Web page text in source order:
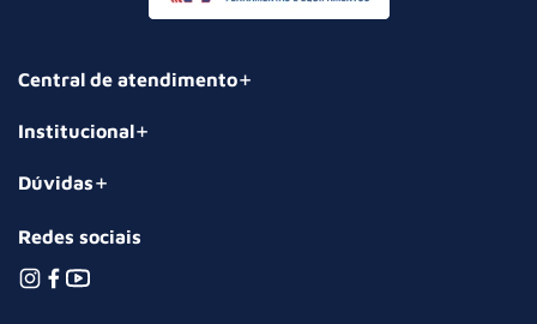
Central de atendimento
Institucional
Dúvidas
Redes sociais